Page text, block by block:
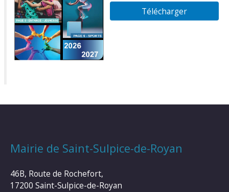
Télécharger
Mairie de Saint-Sulpice-de-Royan
46B, Route de Rochefort,
17200 Saint-Sulpice-de-Royan